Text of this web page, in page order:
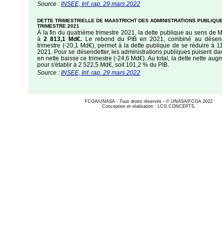
Source : INSEE, Inf. rap. 29 mars 2022
DETTE TRIMESTRIELLE DE MAASTRICHT DES ADMINISTRATIONS
TRIMESTRE 2021
À la fin du quatrième trimestre 2021, la dette publique au sens de
à2 813,1 Md€. Le rebond du PIB en 2021, combiné au
trimestre (-20,1 Md€), permet à la dette publique de se réduire à
2021. Pour se désendetter, les administrations publiques puisent
en nette baisse ce trimestre (-24,6 Md€). Au total, la dette nette
pour s'établir à 2 522,5 Md€, soit 101,2 % du PIB.
Source : INSEE, Inf. rap. 29 mars 2022
FCGA/UNASA - Tous droits réservés - © UNASA/FCGA 2022
Conception et réalisation : LCG CONCEPTS.